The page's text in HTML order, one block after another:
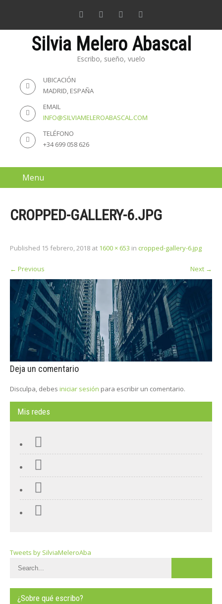
Silvia Melero Abascal
Escribo, sueño, vuelo
UBICACIÓN
MADRID, ESPAÑA
EMAIL
INFO@SILVIAMELEROABASCAL.COM
TELÉFONO
+34 699 058 626
Menu
CROPPED-GALLERY-6.JPG
Published 15 febrero, 2018 at 1600 × 653 in cropped-gallery-6.jpg
← Previous Next →
Deja un comentario
Disculpa, debes iniciar sesión para escribir un comentario.
Mis redes
Tweets by SilviaMeleroAba
¿Sobre qué escribo?